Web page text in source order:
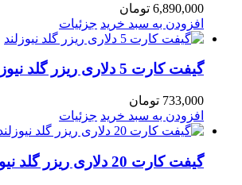
6,890,000 تومان
افزودن به سبد خرید جزئیات
گیفت کارت 5 دلاری ریزر گلد نیوزلند
733,000 تومان
افزودن به سبد خرید جزئیات
گیفت کارت 20 دلاری ریزر گلد نیوزلند